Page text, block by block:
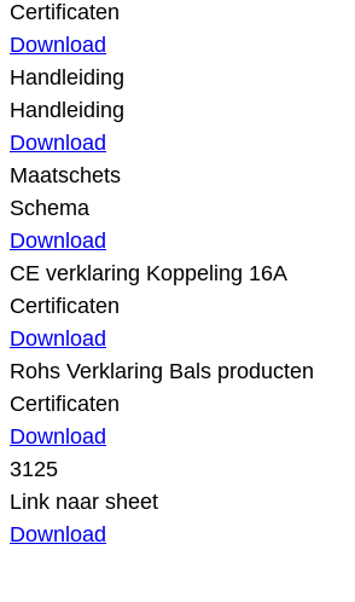
Certificaten
Download
Handleiding
Handleiding
Download
Maatschets
Schema
Download
CE verklaring Koppeling 16A
Certificaten
Download
Rohs Verklaring Bals producten
Certificaten
Download
3125
Link naar sheet
Download